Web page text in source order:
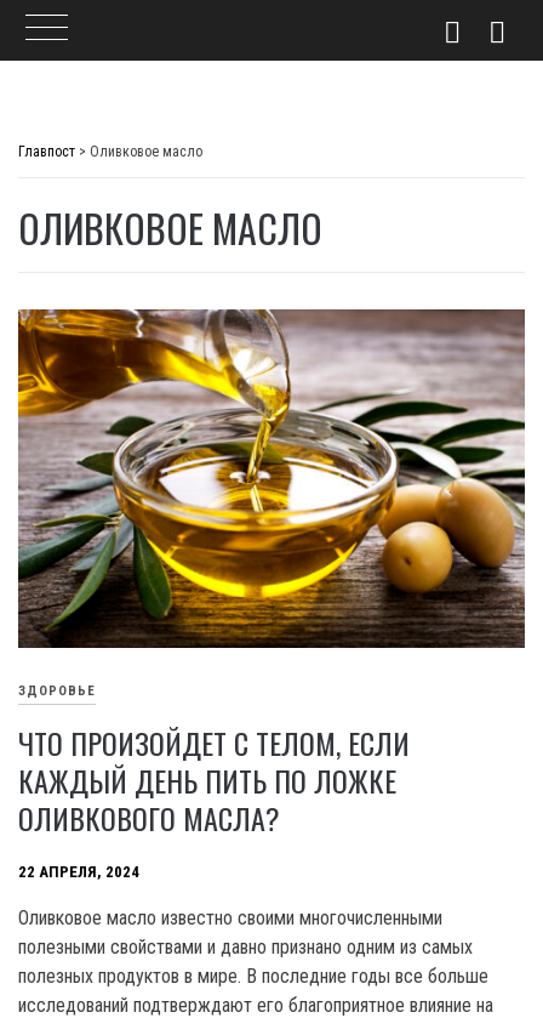
Главпост > Оливковое масло
ОЛИВКОВОЕ МАСЛО
ЗДОРОВЬЕ
ЧТО ПРОИЗОЙДЕТ С ТЕЛОМ, ЕСЛИ
КАЖДЫЙ ДЕНЬ ПИТЬ ПО ЛОЖКЕ
ОЛИВКОВОГО МАСЛА?
22 АПРЕЛЯ, 2024
Оливковое масло известно своими многочисленными
полезными свойствами и давно признано одним из самых
полезных продуктов в мире. В последние годы все больше
исследований подтверждают его благоприятное влияние на